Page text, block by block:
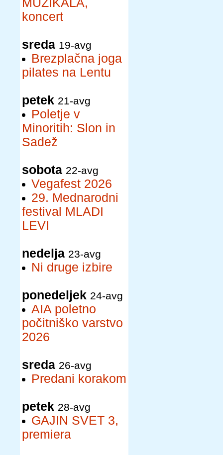
MUZIKALA,
koncert
sreda 19-avg
Brezplačna joga
pilates na Lentu
petek 21-avg
Poletje v
Minoritih: Slon in
Sadež
sobota 22-avg
Vegafest 2026
29. Mednarodni
festival MLADI
LEVI
nedelja 23-avg
Ni druge izbire
ponedeljek 24-avg
AIA poletno
počitniško varstvo
2026
sreda 26-avg
Predani korakom
petek 28-avg
GAJIN SVET 3,
premiera